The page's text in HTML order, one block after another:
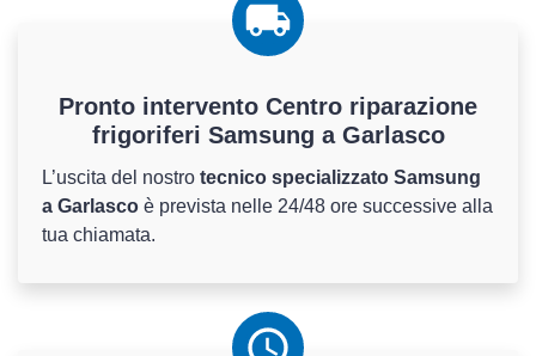
Pronto intervento Centro riparazione
frigoriferi Samsung a Garlasco
L’uscita del nostro tecnico specializzato Samsung
a Garlasco è prevista nelle 24/48 ore successive alla
tua chiamata.